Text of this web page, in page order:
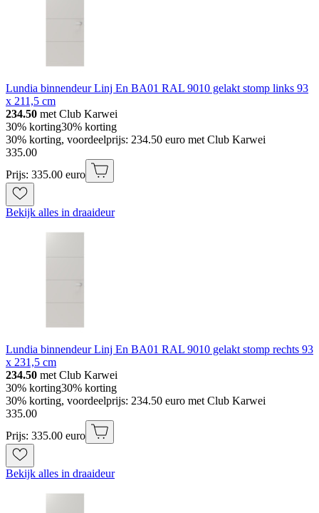
Lundia binnendeur Linj En BA01 RAL 9010 gelakt stomp links 93
x 211,5 cm
234.50 met Club Karwei
30% korting30% korting
30% korting, voordeelprijs: 234.50 euro met Club Karwei
335.00
Prijs: 335.00 euro
Bekijk alles in draaideur
Lundia binnendeur Linj En BA01 RAL 9010 gelakt stomp rechts 93
x 231,5 cm
234.50 met Club Karwei
30% korting30% korting
30% korting, voordeelprijs: 234.50 euro met Club Karwei
335.00
Prijs: 335.00 euro
Bekijk alles in draaideur